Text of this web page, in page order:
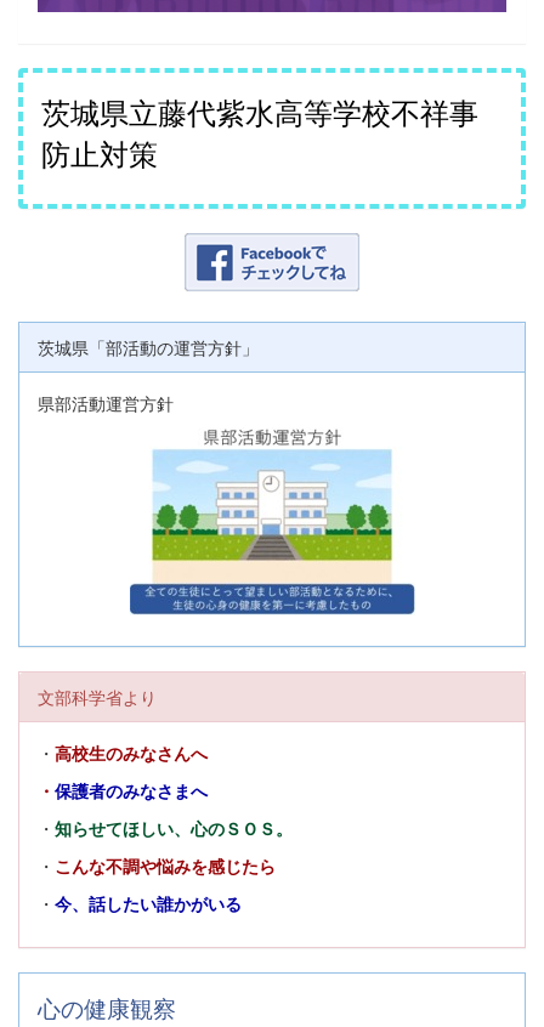
茨城県立藤代紫水高等学校不祥事
防止対策
茨城県「部活動の運営方針」
県部活動運営方針
文部科学省より
・ 高校生のみなさんへ
・ 保護者のみなさまへ
・ 知らせてほしい、心のＳＯＳ。
・ こんな不調や悩みを感じたら
・ 今、話したい誰かがいる
心の健康観察